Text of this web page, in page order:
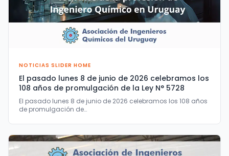
NOTICIAS SLIDER HOME
El pasado lunes 8 de junio de 2026 celebramos los
108 años de promulgación de la Ley N° 5728
El pasado lunes 8 de junio de 2026 celebramos los 108 años
de promulgación de…